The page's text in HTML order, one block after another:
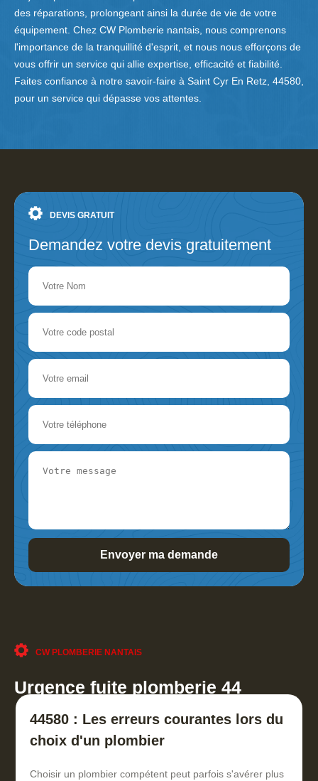
des réparations, prolongeant ainsi la durée de vie de votre
équipement. Chez CW Plomberie nantais, nous comprenons
l'importance de la tranquillité d'esprit, et nous nous efforçons de
vous offrir un service qui allie expertise, efficacité et fiabilité.
Faites confiance à notre savoir-faire à Saint Cyr En Retz, 44580,
pour un service qui dépasse vos attentes.
DEVIS GRATUIT
Demandez votre devis gratuitement
CW PLOMBERIE NANTAIS
Urgence fuite plomberie 44
44580 : Les erreurs courantes lors du
choix d'un plombier
Choisir un plombier compétent peut parfois s'avérer plus